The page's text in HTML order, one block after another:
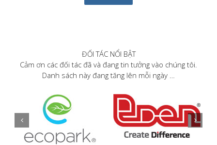
ĐỐI TÁC NỔI BẬT
Cảm ơn các đối tác đã và đang tin tưởng vào chúng tôi.
Danh sách này đang tăng lên mỗi ngày …